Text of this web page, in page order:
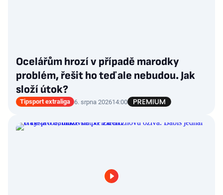
Ocelářům hrozí v případě marodky
problém, řešit ho teď ale nebudou. Jak
složí útok?
Tipsport extraliga 6. srpna 202614:00